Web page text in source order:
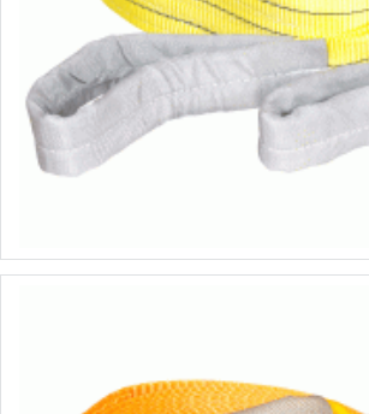
Strope koka aizsardzībai pret
no 10.24€ līdz 19.07€